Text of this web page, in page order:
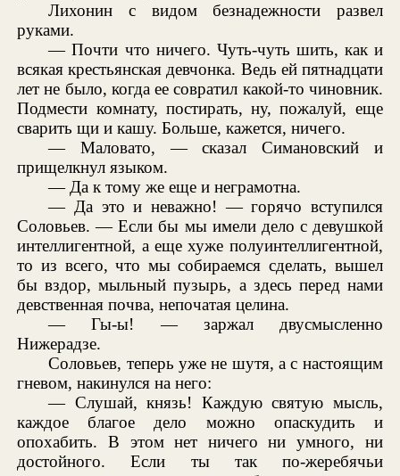
Лихонин с видом безнадежности развел
руками.
— Почти что ничего. Чуть-чуть шить, как и
всякая крестьянская девчонка. Ведь ей пятнадцати
лет не было, когда ее совратил какой-то чиновник.
Подмести комнату, постирать, ну, пожалуй, еще
сварить щи и кашу. Больше, кажется, ничего.
— Маловато, — сказал Симановский и
прищелкнул языком.
— Да к тому же еще и неграмотна.
— Да это и неважно! — горячо вступился
Соловьев. — Если бы мы имели дело с девушкой
интеллигентной, а еще хуже полуинтеллигентной,
то из всего, что мы собираемся сделать, вышел
бы вздор, мыльный пузырь, а здесь перед нами
девственная почва, непочатая целина.
— Гы-ы! — заржал двусмысленно
Нижерадзе.
Соловьев, теперь уже не шутя, а с настоящим
гневом, накинулся на него:
— Слушай, князь! Каждую святую мысль,
каждое благое дело можно опаскудить и
опохабить. В этом нет ничего ни умного, ни
достойного. Если ты так по-жеребячьи